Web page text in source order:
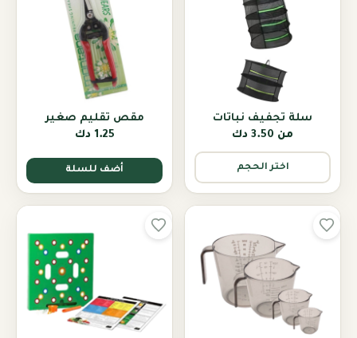
سلة تجفيف نباتات
من 3.50 دك
اختر الحجم
مقص تقليم صغير
1.25 دك
أضف للسلة